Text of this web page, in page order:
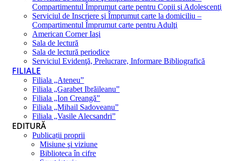
Compartimentul Împrumut carte pentru Copii şi Adolescenţi
Serviciul de Inscriere şi Împrumut carte la domiciliu –
Compartimentul Împrumut carte pentru Adulţi
American Corner Iaşi
Sala de lectură
Sala de lectură periodice
Serviciul Evidenţă, Prelucrare, Informare Bibliografică
FILIALE
Filiala „Ateneu”
Filiala „Garabet Ibrăileanu”
Filiala „Ion Creangă”
Filiala „Mihail Sadoveanu”
Filiala „Vasile Alecsandri”
EDITURĂ
Publicații proprii
Misiune şi viziune
Biblioteca în cifre